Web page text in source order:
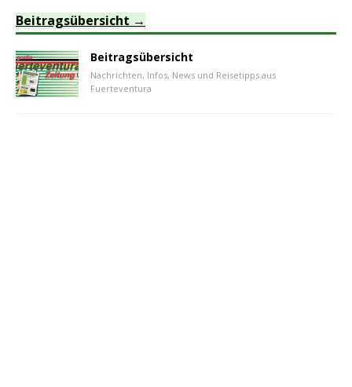
Beitragsübersicht
Beitragsübersicht
Nachrichten, Infos, News und Reisetipps aus
Fuerteventura